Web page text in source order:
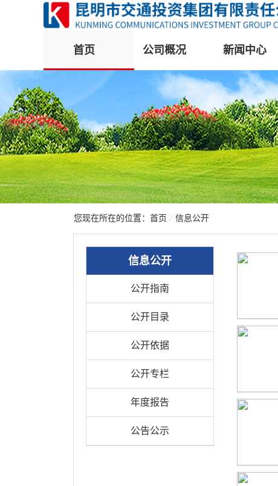
首页 公司概况 新闻中心
您现在所在的位置： 首页 / 信息公开
信息公开
公开指南
公开目录
公开依据
公开专栏
年度报告
公告公示